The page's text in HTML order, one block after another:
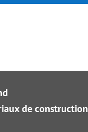
de construction